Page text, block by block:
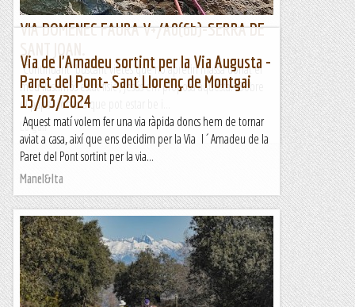
VIA DOMENEC FAURA V+/A0(6b)-SERRA DE
Continuant buscant vietes que no apretin massa donat el
meu llastimós estat físic , Jesús em proposa aquesta. Sobre
el paper sembla que pot estar be i...
Lo gall
Via de l'Amadeu sortint per la Via Augusta -
Paret del Pont- Sant Llorenç de Montgai
15/03/2024
Aquest matí volem fer una via ràpida doncs hem de tornar
aviat a casa, així que ens decidim per la Via l´Amadeu de la
Paret del Pont sortint per la via...
Manel&Ita